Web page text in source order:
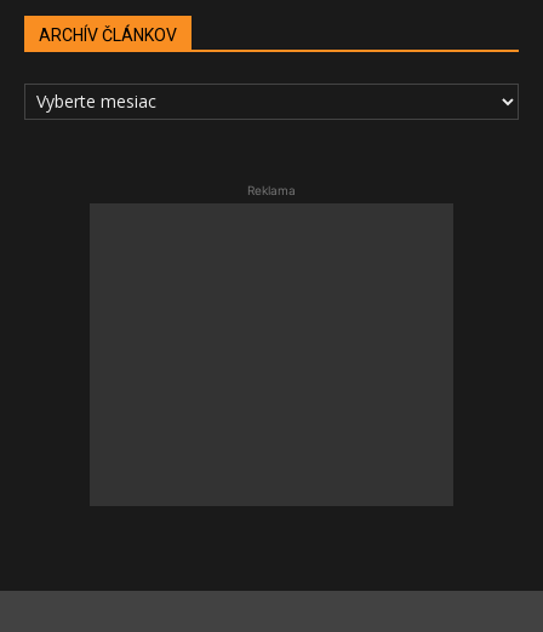
ARCHÍV ČLÁNKOV
ARCHÍV
ČLÁNKOV
Reklama